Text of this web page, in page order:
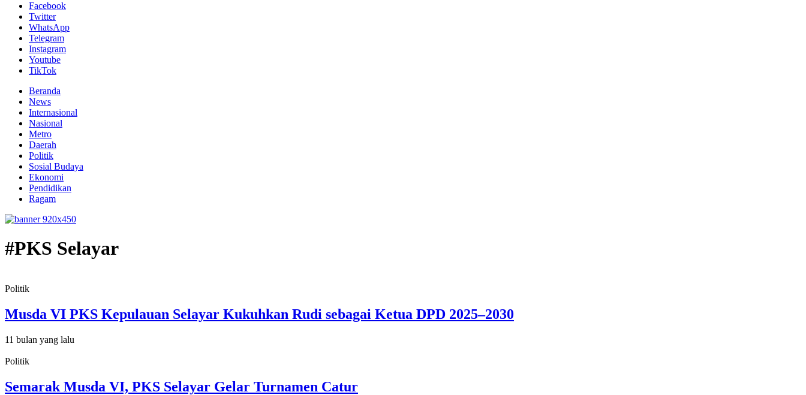
Facebook
Twitter
WhatsApp
Telegram
Instagram
Youtube
TikTok
Beranda
News
Internasional
Nasional
Metro
Daerah
Politik
Sosial Budaya
Ekonomi
Pendidikan
Ragam
#PKS Selayar
Politik
Musda VI PKS Kepulauan Selayar Kukuhkan Rudi sebagai Ketua DPD 2025–2030
11 bulan yang lalu
Politik
Semarak Musda VI, PKS Selayar Gelar Turnamen Catur